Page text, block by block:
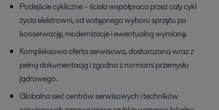
Podejście cykliczne – ścisła współpraca przez cały cykl
życia elektrowni, od wstępnego wyboru sprzętu po
konserwację, modernizacje i ewentualną wymianę.
Kompleksowa oferta serwisowa, dostarczana wraz z
pełną dokumentacją i zgodna z normami przemysłu
jądrowego.
Globalna sieć centrów serwisowych i techników